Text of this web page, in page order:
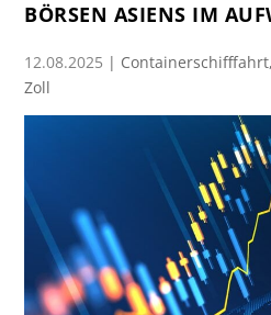
BÖRSEN ASIENS IM
12.08.2025 | Containerschifffahrt,
Zoll